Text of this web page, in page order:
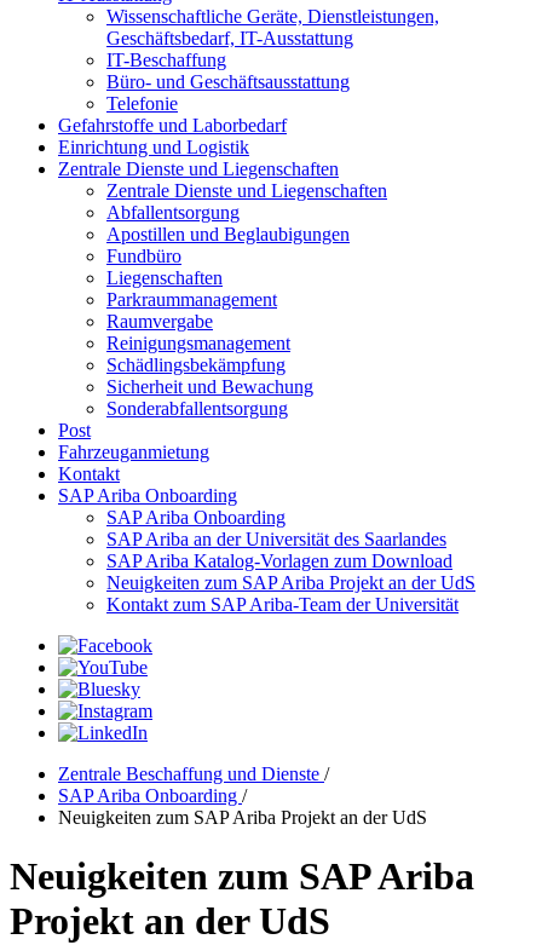
Wissenschaftliche Geräte, Dienstleistungen,
Geschäftsbedarf, IT-Ausstattung
IT-Beschaffung
Büro- und Geschäftsausstattung
Telefonie
Gefahrstoffe und Laborbedarf
Einrichtung und Logistik
Zentrale Dienste und Liegenschaften
Zentrale Dienste und Liegenschaften
Abfallentsorgung
Apostillen und Beglaubigungen
Fundbüro
Liegenschaften
Parkraummanagement
Raumvergabe
Reinigungsmanagement
Schädlingsbekämpfung
Sicherheit und Bewachung
Sonderabfallentsorgung
Post
Fahrzeuganmietung
Kontakt
SAP Ariba Onboarding
SAP Ariba Onboarding
SAP Ariba an der Universität des Saarlandes
SAP Ariba Katalog-Vorlagen zum Download
Neuigkeiten zum SAP Ariba Projekt an der UdS
Kontakt zum SAP Ariba-Team der Universität
Zentrale Beschaffung und Dienste /
SAP Ariba Onboarding /
Neuigkeiten zum SAP Ariba Projekt an der UdS
Neuigkeiten zum SAP Ariba
Projekt an der UdS